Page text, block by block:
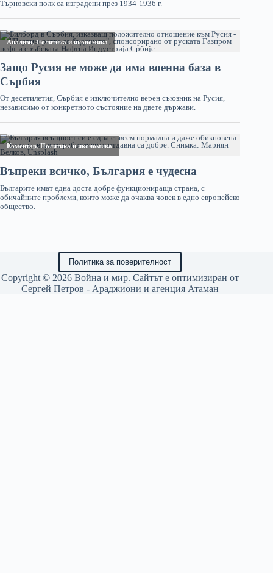
Политика за поверителност
Copyright © 2026 Война и мир. Сайтът е оптимизиран от
Сергей Петров - Араджиони и агенция Атаман